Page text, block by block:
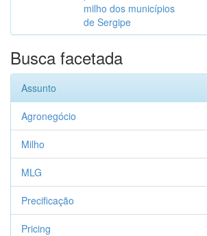
milho dos municípios
de Sergipe
Busca facetada
Assunto
Agronegócio
Milho
MLG
Precificação
Pricing